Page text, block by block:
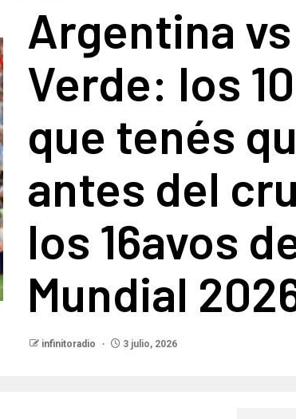
Argentina
Verde: los
que tenés
antes del
los 16avos
Mundial
infinitoradio 3 julio, 2026